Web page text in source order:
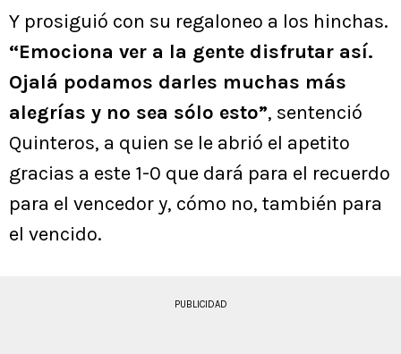
Y prosiguió con su regaloneo a los hinchas.
“Emociona ver a la gente disfrutar así.
Ojalá podamos darles muchas más
alegrías y no sea sólo esto”, sentenció
Quinteros, a quien se le abrió el apetito
gracias a este 1-0 que dará para el recuerdo
para el vencedor y, cómo no, también para
el vencido.
PUBLICIDAD